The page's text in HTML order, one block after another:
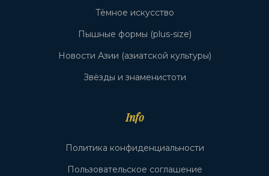
Тёмное искусство
Пышные формы (plus-size)
Новости Азии (азиатской культуры)
Звёзды и знаменистоти
Info
Политика конфиденциальности
Пользовательское соглашение